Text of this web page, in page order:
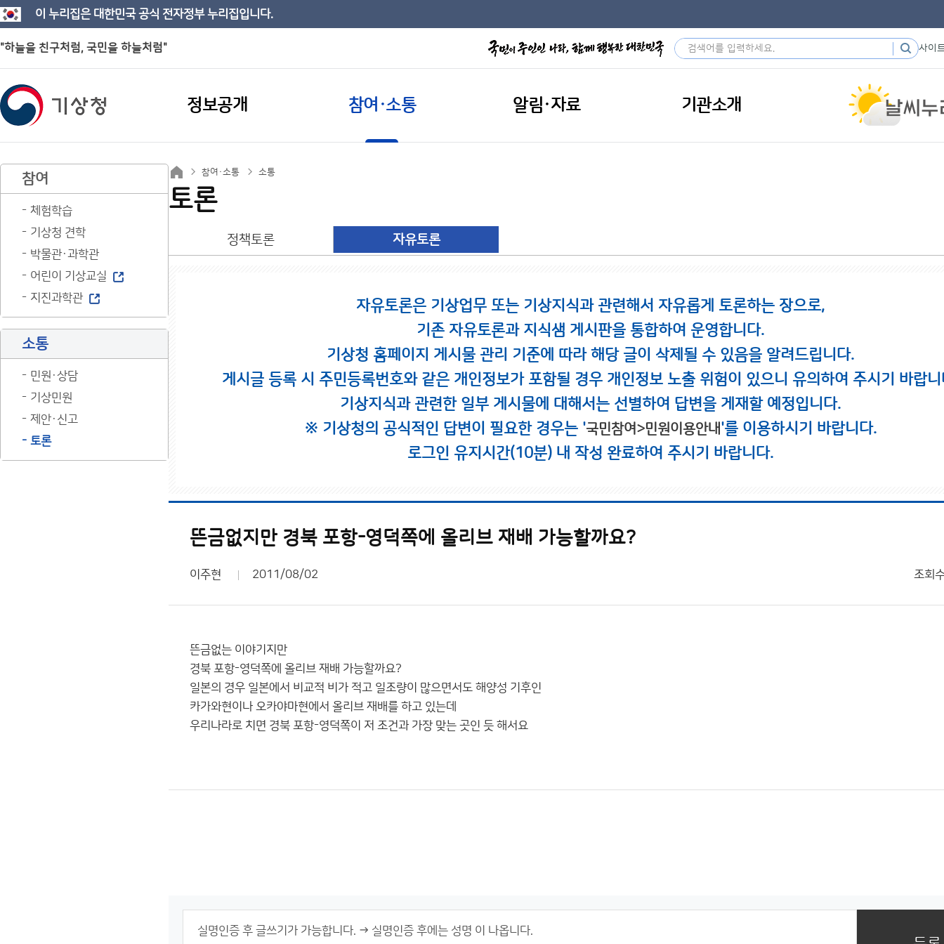
이 누리집은 대한민국 공식 전자정부 누리집입니다.
"하늘을 친구처럼, 국민을 하늘처럼" 사이
정보공개 참여·소통 알림·자료 기관소개
참여
체험학습
기상청 견학
박물관·과학관
어린이 기상교실
지진과학관
소통
민원·상담
기상민원
제안·신고
토론
참여·소통 소통
토론
정책토론 자유토론
자유토론은 기상업무 또는 기상지식과 관련해서 자유롭게 토론하는 장으로,
기존 자유토론과 지식샘 게시판을 통합하여 운영합니다.
기상청 홈페이지 게시물 관리 기준에 따라 해당 글이 삭제될 수 있음을 알려드립니다.
게시글 등록 시 주민등록번호와 같은 개인정보가 포함될 경우 개인정보 노출 위험이 있으니 유의하여 주시기 바랍니
기상지식과 관련한 일부 게시물에 대해서는 선별하여 답변을 게재할 예정입니다.
※ 기상청의 공식적인 답변이 필요한 경우는 '국민참여>민원이용안내'를 이용하시기 바랍니다.
로그인 유지시간(10분) 내 작성 완료하여 주시기 바랍니다.
뜬금없지만 경북 포항-영덕쪽에 올리브 재배 가능할까요?
이주현 2011/08/02 조회
뜬금없는 이야기지만
경북 포항-영덕쪽에 올리브 재배 가능할까요?
일본의 경우 일본에서 비교적 비가 적고 일조량이 많으면서도 해양성 기후인
카가와현이나 오카야마현에서 올리브 재배를 하고 있는데
우리나라로 치면 경북 포항-영덕쪽이 저 조건과 가장 맞는 곳인 듯 해서요